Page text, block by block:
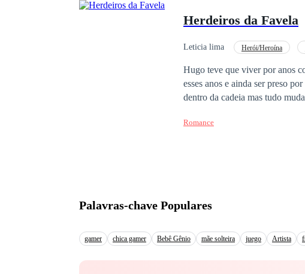
Herdeiros da Favela
Leticia lima Herói/Heroína
Hugo teve que viver por anos
esses anos e ainda ser preso
dentro da cadeia mas tudo
Romance
Palavras-chave Populares
gamer chica gamer Bebê Gênio mãe solteira juego Artista